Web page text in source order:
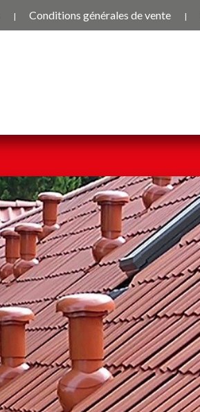
Conditions générales de vente